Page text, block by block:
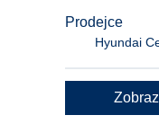
Prodejce
Hyundai